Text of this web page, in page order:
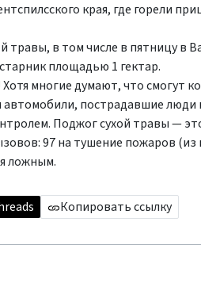
края, где горели
в том числе в пятницу в
площадью 1 гектар.
многие думают, что смогут
пострадавшие люди
Поджог сухой травы —
97 на тушение пожаров
ложным.
Копировать ссылку